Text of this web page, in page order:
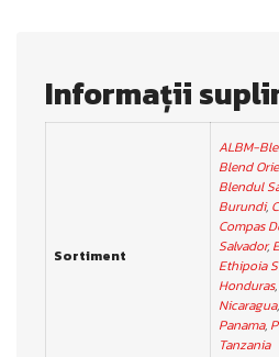
Informații
Sortiment
ALBM-
Blend
Blendul
Burundi,
Compas
Salvador,
Ethipoia
Honduras,
Nicaragua,
Panama,
Tanzania